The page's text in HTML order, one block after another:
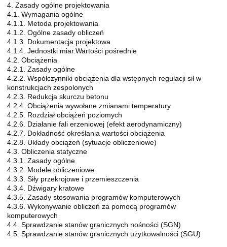
4. Zasady ogólne projektowania
4.1. Wymagania ogólne
4.1.1. Metoda projektowania
4.1.2. Ogólne zasady obliczeń
4.1.3. Dokumentacja projektowa
4.1.4. Jednostki miar.Wartości pośrednie
4.2. Obciążenia
4.2.1. Zasady ogólne
4.2.2. Współczynniki obciążenia dla wstępnych regulacji sił w
konstrukcjach zespolonych
4.2.3. Redukcja skurczu betonu
4.2.4. Obciążenia wywołane zmianami temperatury
4.2.5. Rozdział obciążeń poziomych
4.2.6. Działanie fali erzeniowej (efekt aerodynamiczny)
4.2.7. Dokładność określania wartości obciążenia
4.2.8. Układy obciążeń (sytuacje obliczeniowe)
4.3. Obliczenia statyczne
4.3.1. Zasady ogólne
4.3.2. Modele obliczeniowe
4.3.3. Siły przekrojowe i przemieszczenia
4.3.4. Dźwigary kratowe
4.3.5. Zasady stosowania programów komputerowych
4.3.6. Wykonywanie obliczeń za pomocą programów
komputerowych
4.4. Sprawdzanie stanów granicznych nośności (SGN)
4.5. Sprawdzanie stanów granicznych użytkowalności (SGU)